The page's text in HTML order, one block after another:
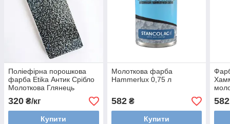
Поліефірна порошкова
фарба Etika Антик Срібло
Молоткова Глянець
320 ₴/кг
Купити
Молоткова фарба
Hammerlux 0,75 л
582₴
Купити
582